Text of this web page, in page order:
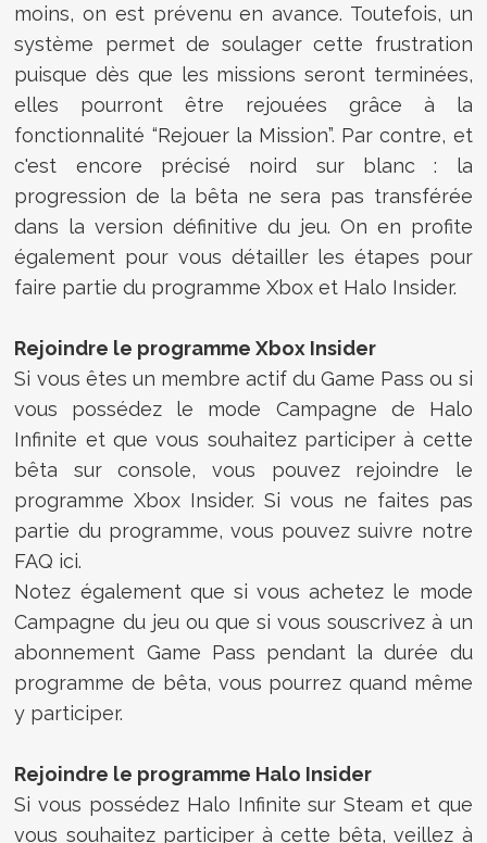
moins, on est prévenu en avance. Toutefois, un
système permet de soulager cette frustration
puisque dès que les missions seront terminées,
elles pourront être rejouées grâce à la
fonctionnalité “Rejouer la Mission”. Par contre, et
c'est encore précisé noird sur blanc : la
progression de la bêta ne sera pas transférée
dans la version définitive du jeu. On en profite
également pour vous détailler les étapes pour
faire partie du programme Xbox et Halo Insider.
Rejoindre le programme Xbox Insider
Si vous êtes un membre actif du Game Pass ou si
vous possédez le mode Campagne de Halo
Infinite et que vous souhaitez participer à cette
bêta sur console, vous pouvez rejoindre le
programme Xbox Insider. Si vous ne faites pas
partie du programme, vous pouvez suivre notre
FAQ ici.
Notez également que si vous achetez le mode
Campagne du jeu ou que si vous souscrivez à un
abonnement Game Pass pendant la durée du
programme de bêta, vous pourrez quand même
y participer.
Rejoindre le programme Halo Insider
Si vous possédez Halo Infinite sur Steam et que
vous souhaitez participer à cette bêta, veillez à